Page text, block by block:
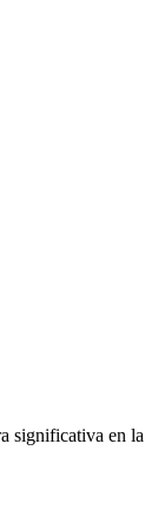
significativa en la